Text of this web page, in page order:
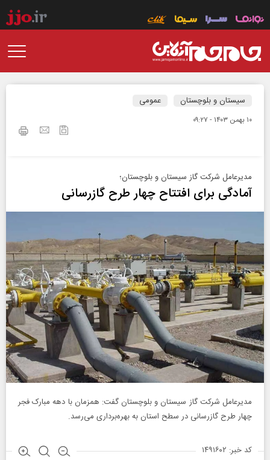
سیستان و بلوچستان عمومی
۱۰ بهمن ۱۴۰۳ - ۰۹:۲۷
مدیرعامل شرکت گاز سیستان و بلوچستان؛
آمادگی برای افتتاح چهار طرح گازرسانی
مدیرعامل شرکت گاز سیستان و بلوچستان گفت: همزمان با دهه مبارک فجر
چهار طرح گازرسانی در سطح استان به بهره‌برداری می‌رسد.
کد خبر: ۱۴۹۱۶۰۲